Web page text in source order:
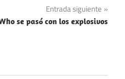
Entrada siguiente
se pasó con los explosivos